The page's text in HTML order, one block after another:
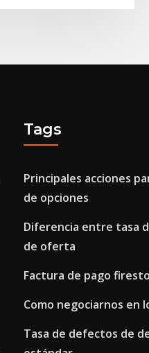
Tags
Principales acciones
de opciones
Diferencia entre tasa
de oferta
Factura de pago
Como negociarnos en
Tasa de defectos de